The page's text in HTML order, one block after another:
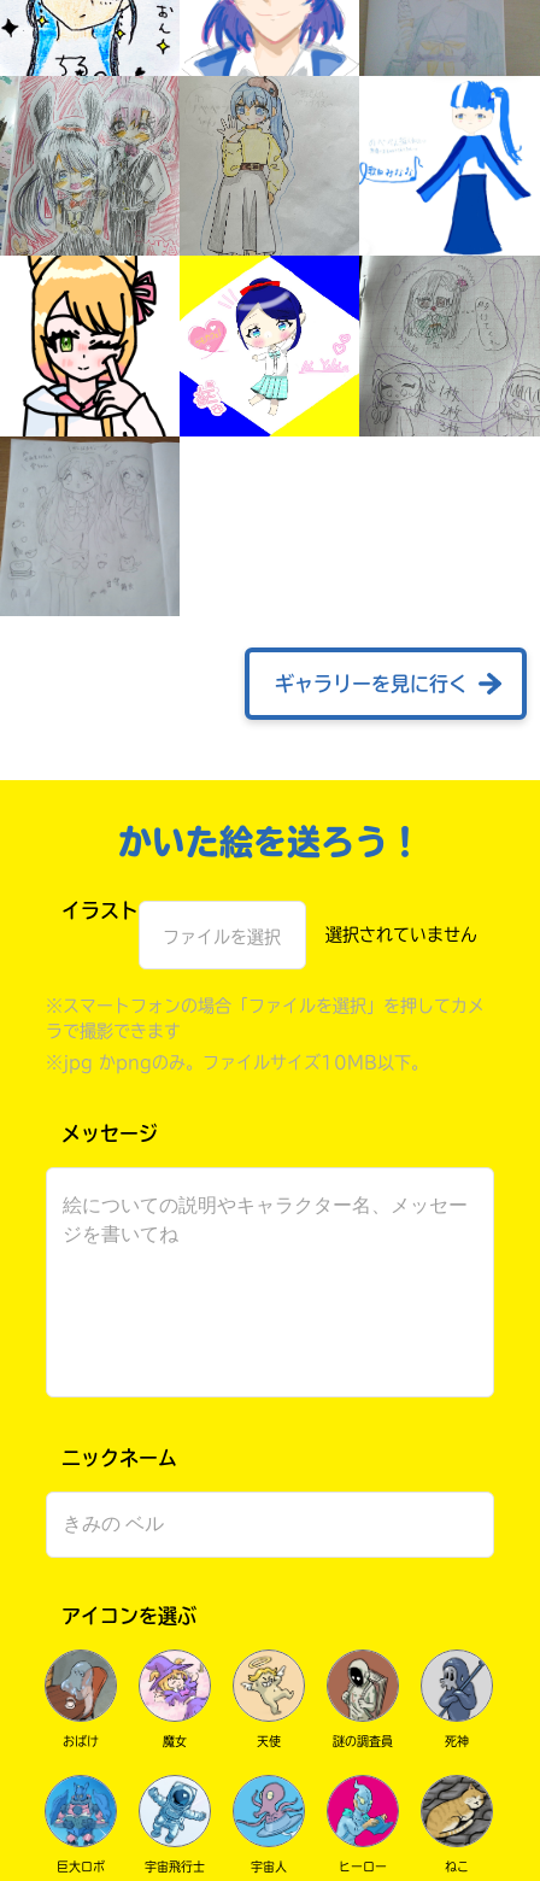
みんなの絵が
キミに
ギャラリーを見に行く
かいた絵を送ろう！
イラスト
ファイルを選択
※スマートフォンの場合「ファイルを選択」を押してカメ
ラで撮影できます
※jpg かpngのみ。ファイルサイズ10MB以下。
メッセージ
ニックネーム
アイコンを選ぶ
おばけ 魔女 天使 謎の調査員 死神
巨大ロボ 宇宙飛行士 宇宙人 ヒーロー ねこ